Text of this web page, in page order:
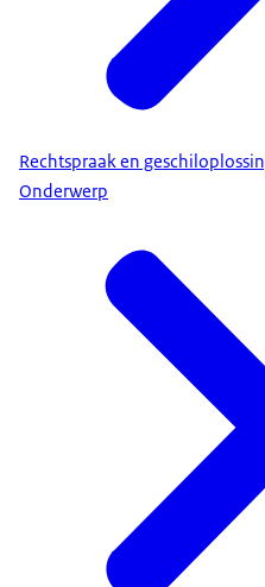
Rechtspraak en
Onderwerp